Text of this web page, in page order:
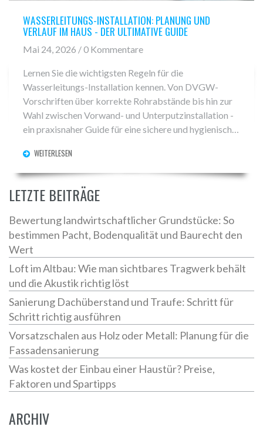
WASSERLEITUNGS-INSTALLATION: PLANUNG UND
VERLAUF IM HAUS - DER ULTIMATIVE GUIDE
Mai 24, 2026 / 0 Kommentare
Lernen Sie die wichtigsten Regeln für die
Wasserleitungs-Installation kennen. Von DVGW-
Vorschriften über korrekte Rohrabstände bis hin zur
Wahl zwischen Vorwand- und Unterputzinstallation -
ein praxisnaher Guide für eine sichere und hygienische
WEITERLESEN
LETZTE BEITRÄGE
Bewertung landwirtschaftlicher Grundstücke: So
bestimmen Pacht, Bodenqualität und Baurecht den
Wert
Loft im Altbau: Wie man sichtbares Tragwerk behält
und die Akustik richtig löst
Sanierung Dachüberstand und Traufe: Schritt für
Schritt richtig ausführen
Vorsatzschalen aus Holz oder Metall: Planung für die
Fassadensanierung
Was kostet der Einbau einer Haustür? Preise,
Faktoren und Spartipps
ARCHIV